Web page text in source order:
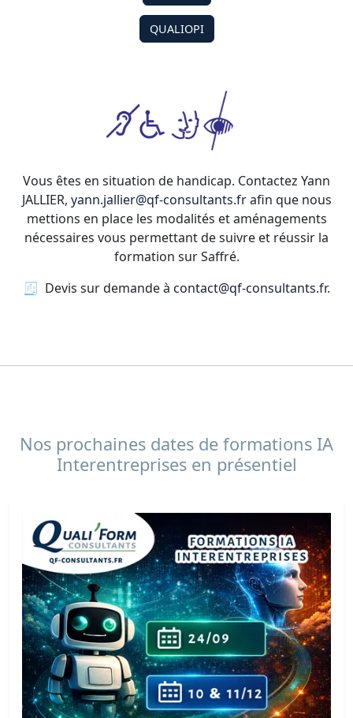
QUALIOPI
Vous êtes en situation de handicap. Contactez Yann
JALLIER, yann.jallier@qf-consultants.frafin que nous
mettions en place les modalités et aménagements
nécessaires vous permettant de suivre et réussir la
formation sur Saffré.
🧾 Devis sur demande à contact@qf-consultants.fr.
Nos prochaines dates de formations IA
Interentreprises en présentiel